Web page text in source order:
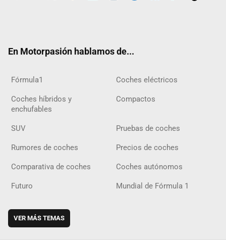
En Motorpasión hablamos de...
Fórmula1 Coches eléctricos
Coches híbridos y
enchufables
Compactos
SUV Pruebas de coches
Rumores de coches Precios de coches
Comparativa de coches Coches autónomos
Futuro Mundial de Fórmula 1
VER MÁS TEMAS